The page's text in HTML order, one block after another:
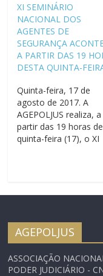
Agentes de Segurança
do Poder Judiciário
Federal. Os debates,
aconteceram na sede
estadual do
em Campinas,
participantes para um
debate sobre a
XI SEMINÁRIO
NACIONAL DOS
AGENTES DE
SEGURANÇA
A PARTIR DAS 19
DESTA QUINTA-
Quinta-feira, 17 de
agosto de 2017. A
AGEPOLJUS realiza, a
partir das 19 horas
quinta-feira (17), o XI
acontece a sede do
da Justiça do Trabalho
15ª Região
receberá Agentes
AGEPOLJUS
ASSOCIAÇÃO
PODER JUDICIÁRIO -